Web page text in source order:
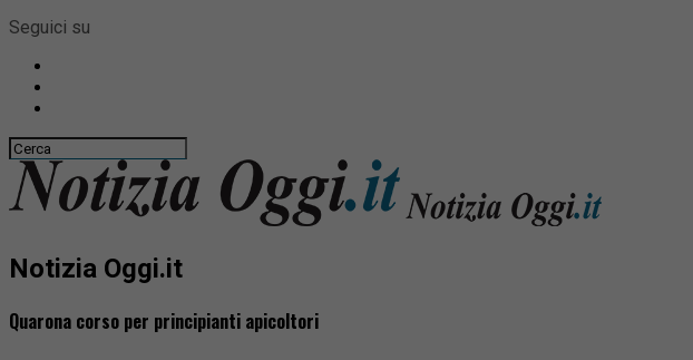
Seguici su
Notizia Oggi.it
Quarona corso per principianti apicoltori